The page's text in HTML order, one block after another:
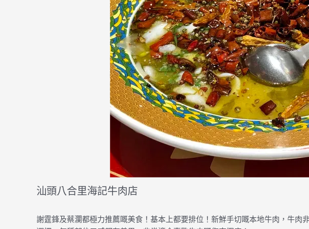
汕頭八合里海記牛肉店
謝霆鋒及蔡瀾都極力推薦嘅美食！基本上都要排位！新鮮手切嘅本地牛肉，牛